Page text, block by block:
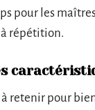
pour les
répétition.
retenir pour